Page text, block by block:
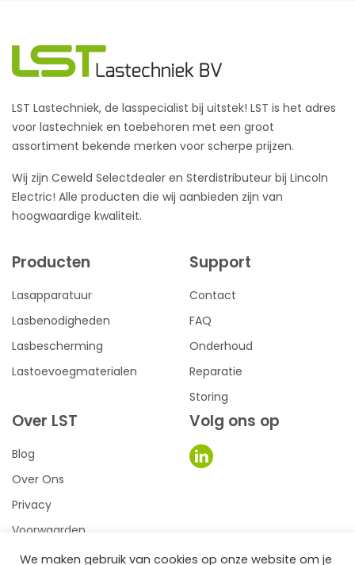
LST Lastechniek, de lasspecialist bij uitstek! LST is het adres
voor lastechniek en toebehoren met een groot
assortiment bekende merken voor scherpe prijzen.
Wij zijn Ceweld Selectdealer en Sterdistributeur bij Lincoln
Electric! Alle producten die wij aanbieden zijn van
hoogwaardige kwaliteit.
Producten
Lasapparatuur
Lasbenodigheden
Lasbescherming
Lastoevoegmaterialen
Support
Contact
FAQ
Onderhoud
Reparatie
Storing
Over LST
Blog
Over Ons
Privacy
Voorwaarden
Volg ons op
We maken gebruik van cookies op onze website om je